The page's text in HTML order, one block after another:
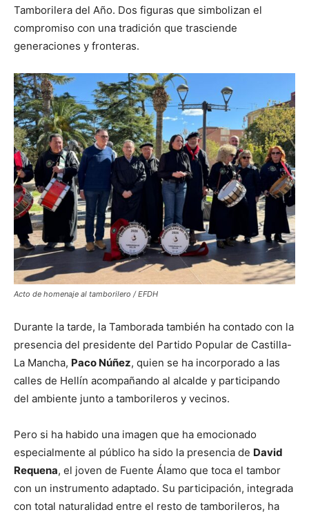
Tamborilera del Año. Dos figuras que simbolizan el
compromiso con una tradición que trasciende
generaciones y fronteras.
Acto de homenaje al tamborilero / EFDH
Durante la tarde, la Tamborada también ha contado con la
presencia del presidente del Partido Popular de Castilla-
La Mancha, Paco Núñez, quien se ha incorporado a las
calles de Hellín acompañando al alcalde y participando
del ambiente junto a tamborileros y vecinos.
Pero si ha habido una imagen que ha emocionado
especialmente al público ha sido la presencia de David
Requena, el joven de Fuente Álamo que toca el tambor
con un instrumento adaptado. Su participación, integrada
con total naturalidad entre el resto de tamborileros, ha